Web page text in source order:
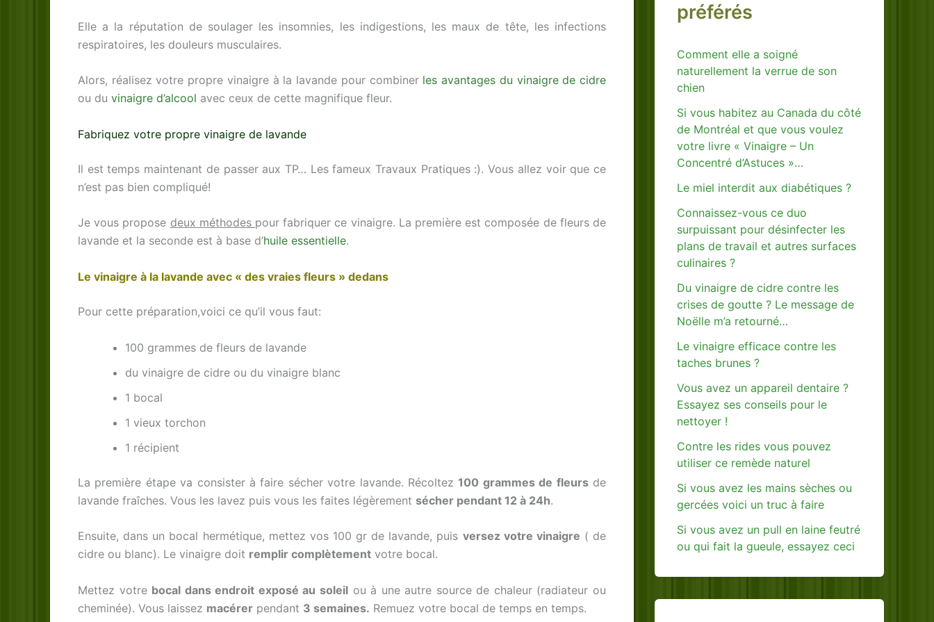
Elle a la réputation de soulager les insomnies, les indigestions, les maux de tête, les infections
respiratoires, les douleurs musculaires.
Alors, réalisez votre propre vinaigre à la lavande pour combiner les avantages du vinaigre de cidre
ou du vinaigre d’alcool avec ceux de cette magnifique fleur.
Fabriquez votre propre vinaigre de lavande
Il est temps maintenant de passer aux TP… Les fameux Travaux Pratiques :). Vous allez voir que ce
n’est pas bien compliqué!
Je vous propose deux méthodes pour fabriquer ce vinaigre. La première est composée de fleurs de
lavande et la seconde est à base d’huile essentielle.
Le vinaigre à la lavande avec « des vraies fleurs » dedans
Pour cette préparation,voici ce qu’il vous faut:
100 grammes de fleurs de lavande
du vinaigre de cidre ou du vinaigre blanc
1 bocal
1 vieux torchon
1 récipient
La première étape va consister à faire sécher votre lavande. Récoltez100 grammes de fleursde
lavande fraîches. Vous les lavez puis vous les faites légèrement sécher pendant 12 à 24h.
Ensuite, dans un bocal hermétique, mettez vos 100 gr de lavande, puis versez votre vinaigre ( de
cidre ou blanc). Le vinaigre doit remplir complètement votre bocal.
Mettez votre bocal dans endroit exposé au soleilou à une autre source de chaleur (radiateur ou
cheminée). Vous laissez macérer pendant 3 semaines. Remuez votre bocal de temps en temps.
préférés
Comment elle a soigné
naturellement la verrue de son
chien
Si vous habitez au Canada du côté
de Montréal et que vous voulez
votre livre « Vinaigre – Un
Concentré d’Astuces »…
Le miel interdit aux diabétiques ?
Connaissez-vous ce duo
surpuissant pour désinfecter les
plans de travail et autres surfaces
culinaires ?
Du vinaigre de cidre contre les
crises de goutte ? Le message de
Noëlle m’a retourné…
Le vinaigre efficace contre les
taches brunes ?
Vous avez un appareil dentaire ?
Essayez ses conseils pour le
nettoyer !
Contre les rides vous pouvez
utiliser ce remède naturel
Si vous avez les mains sèches ou
gercées voici un truc à faire
Si vous avez un pull en laine feutré
ou qui fait la gueule, essayez ceci